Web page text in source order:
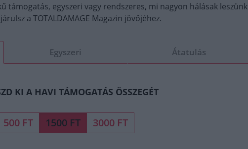
támogatás, egyszeri vagy rendszeres, mi nagyon hálásak leszünk
a TOTALDAMAGE Magazin jövőjéhez.
Egyszeri Átatulás
KI A HAVI TÁMOGATÁS ÖSSZEGÉT
500 FT 1500 FT 3000 FT